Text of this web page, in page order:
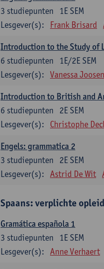
1E SEM
3 studiepunten
Lesgever(s):
Frank Brisard
Introduction to the Study of
1E/2E SEM
6 studiepunten
Lesgever(s):
Vanessa Joosen
Introduction to British and
2E SEM
6 studiepunten
Lesgever(s):
Christophe
Engels: grammatica 2
2E SEM
3 studiepunten
Lesgever(s):
Astrid De Wit
Spaans: verplichte
Gramática española 1
1E SEM
3 studiepunten
Lesgever(s):
Anne Verhaert